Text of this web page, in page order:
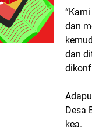
dan
dan
Desa
kea.